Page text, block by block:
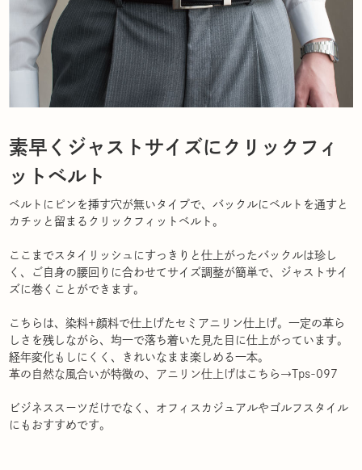
素早くジャストサイズにクリックフィ
ットベルト
ベルトにピンを挿す穴が無いタイプで、バックルにベルトを通すと
カチッと留まるクリックフィットベルト。
ここまでスタイリッシュにすっきりと仕上がったバックルは珍し
く、ご自身の腰回りに合わせてサイズ調整が簡単で、ジャストサイ
ズに巻くことができます。
こちらは、染料+顔料で仕上げたセミアニリン仕上げ。一定の革ら
しさを残しながら、均一で落ち着いた見た目に仕上がっています。
経年変化もしにくく、きれいなまま楽しめる一本。
革の自然な風合いが特徴の、アニリン仕上げはこちら→Tps-097
ビジネススーツだけでなく、オフィスカジュアルやゴルフスタイル
にもおすすめです。